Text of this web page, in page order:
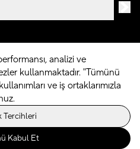
• Tüm hakları saklıdır
By
analizi ve
kullanmaktadır. "Tümünü
ve iş ortaklarımızla
Tercihleri
Kabul Et